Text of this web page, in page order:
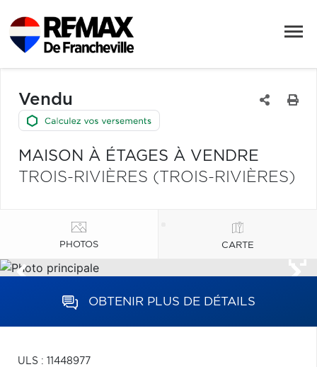
Vendu
MAISON À ÉTAGES À VENDRE
TROIS-RIVIÈRES (TROIS-RIVIÈRES)
PHOTOS CARTE
OBTENIR PLUS DE DÉTAILS
ULS : 11448977